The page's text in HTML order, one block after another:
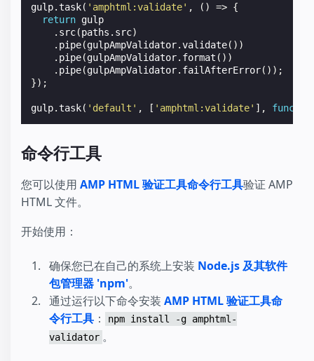
gulp.task( 'amphtml:validate' , () => {
return gulp
. src(paths . src)
. pipe(gulpAmpValidator.validate())
. pipe(gulpAmpValidator. format ())
. pipe(gulpAmpValidator. failAfterError());
});
gulp.task( 'default' , [ 'amphtml:validate' ],
命令行工具
您可以使用 AMP HTML 验证工具命令行工具验证 AMP
HTML 文件。
开始使用：
确保您已在自己的系统上安装 Node.js 及其软件
包管理器 'npm'。
通过运行以下命令安装 AMP HTML 验证工具命
令行工具 ：
npm install -g amphtml-
validator 。